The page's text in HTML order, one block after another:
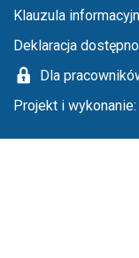
Klauzula
Deklaracja
Dla
Projekt i wykonanie: